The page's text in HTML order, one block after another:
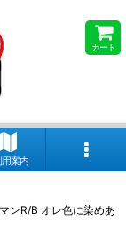
カート
用案内
ンR/B オレ色に染めあ